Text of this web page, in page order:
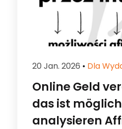
20 Jan. 2026 • Dla
Online Geld
das ist
analysieren